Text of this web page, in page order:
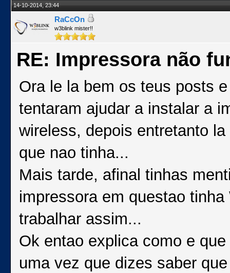
14-10-2014, 23:44
RaCcOn
w3blink mister!!
RE: Impressora não
Ora le la bem os teus posts
tentaram ajudar a instalar a
wireless, depois entretanto
que nao tinha...
Mais tarde, afinal tinhas
impressora em questao
trabalhar assim...
Ok entao explica como e
uma vez que dizes saber